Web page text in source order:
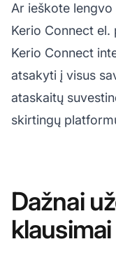
Ar ieškote
Kerio Connect el.
Kerio Connect
atsakyti į visus
ataskaitų
skirtingų
Dažnai
klausimai